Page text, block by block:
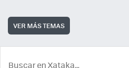
VER MÁS TEMAS